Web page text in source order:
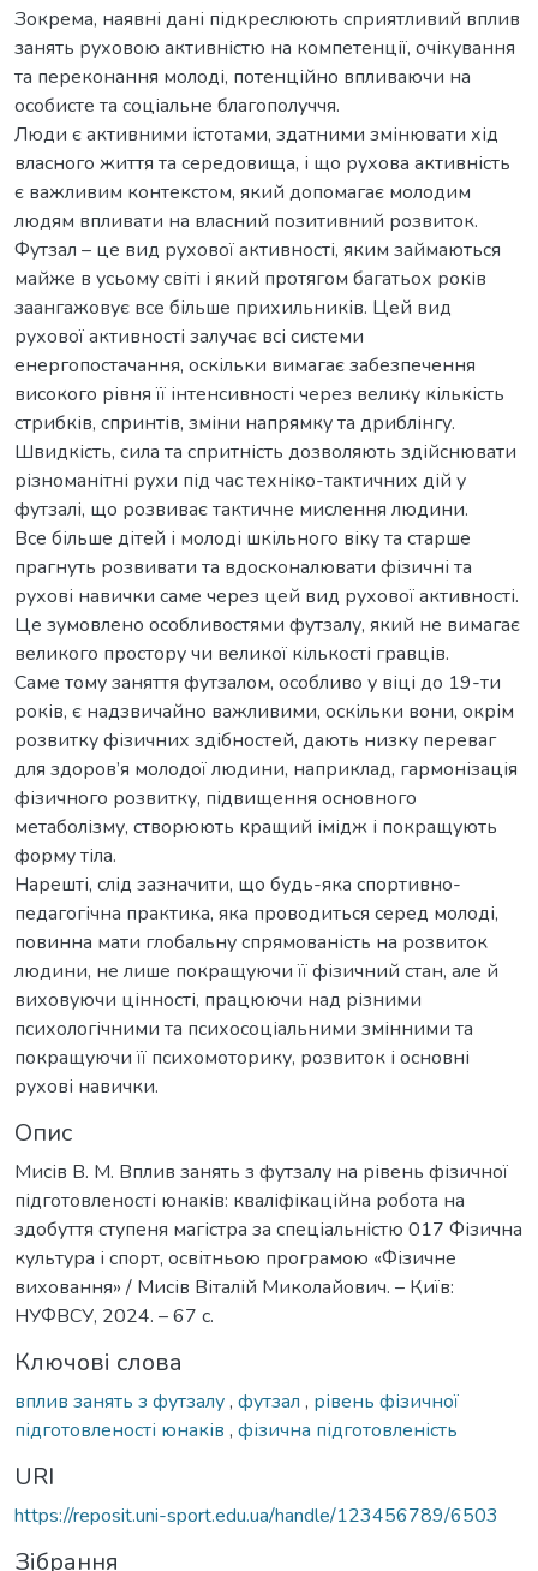
Зокрема, наявні дані підкреслюють сприятливий вплив
занять руховою активністю на компетенції, очікування
та переконання молоді, потенційно впливаючи на
особисте та соціальне благополуччя.
Люди є активними істотами, здатними змінювати хід
власного життя та середовища, і що рухова активність
є важливим контекстом, який допомагає молодим
людям впливати на власний позитивний розвиток.
Футзал – це вид рухової активності, яким займаються
майже в усьому світі і який протягом багатьох років
заангажовує все більше прихильників. Цей вид
рухової активності залучає всі системи
енергопостачання, оскільки вимагає забезпечення
високого рівня її інтенсивності через велику кількість
стрибків, спринтів, зміни напрямку та дриблінгу.
Швидкість, сила та спритність дозволяють здійснювати
різноманітні рухи під час техніко-тактичних дій у
футзалі, що розвиває тактичне мислення людини.
Все більше дітей і молоді шкільного віку та старше
прагнуть розвивати та вдосконалювати фізичні та
рухові навички саме через цей вид рухової активності.
Це зумовлено особливостями футзалу, який не вимагає
великого простору чи великої кількості гравців.
Саме тому заняття футзалом, особливо у віці до 19-ти
років, є надзвичайно важливими, оскільки вони, окрім
розвитку фізичних здібностей, дають низку переваг
для здоров’я молодої людини, наприклад, гармонізація
фізичного розвитку, підвищення основного
метаболізму, створюють кращий імідж і покращують
форму тіла.
Нарешті, слід зазначити, що будь-яка спортивно-
педагогічна практика, яка проводиться серед молоді,
повинна мати глобальну спрямованість на розвиток
людини, не лише покращуючи її фізичний стан, але й
виховуючи цінності, працюючи над різними
психологічними та психосоціальними змінними та
покращуючи її психомоторику, розвиток і основні
рухові навички.
Опис
Мисів В. М. Вплив занять з футзалу на рівень фізичної
підготовленості юнаків: кваліфікаційна робота на
здобуття ступеня магістра за спеціальністю 017 Фізична
культура і спорт, освітньою програмою «Фізичне
виховання» / Мисів Віталій Миколайович. – Київ:
НУФВСУ, 2024. – 67 с.
Ключові слова
вплив занять з футзалу, футзал , рівень фізичної
підготовленості юнаків , фізична підготовленість
URI
https://reposit.uni-sport.edu.ua/handle/123456789/6503
Зібрання